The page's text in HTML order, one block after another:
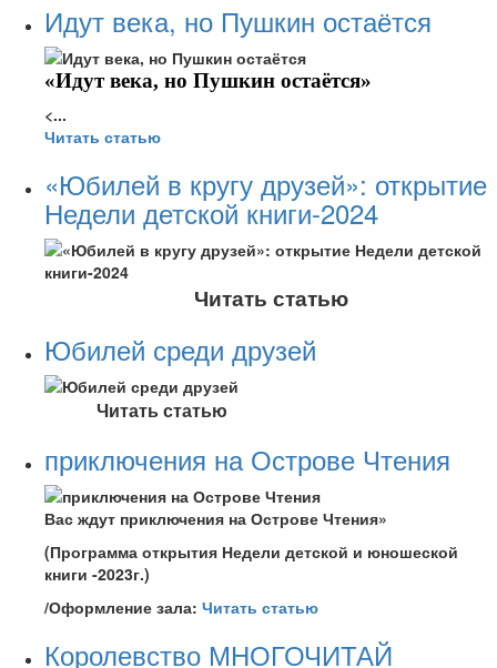
Идут века, но Пушкин остаётся
«Идут века, но Пушкин остаётся»
<...
Читать статью
«Юбилей в кругу друзей»: открытие
Недели детской книги-2024
Читать статью
Юбилей среди друзей
Читать статью
приключения на Острове Чтения
Вас ждут приключения на Острове Чтения»
(Программа открытия Недели детской и юношеской
книги -2023г.)
/Оформление зала: Читать статью
Королевство МНОГОЧИТАЙ